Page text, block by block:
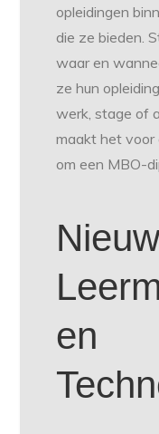
opleidingen
die ze bieden.
waar en
ze hun
werk, stage of
maakt het voor
om een MBO-
en